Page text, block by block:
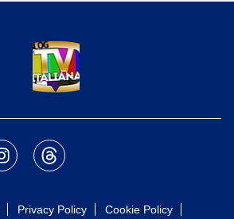
Privacy Policy Cookie Policy